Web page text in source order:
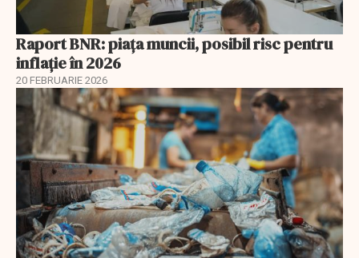
Raport BNR: piața muncii, posibil risc pentru
inflație în 2026
20 FEBRUARIE 2026